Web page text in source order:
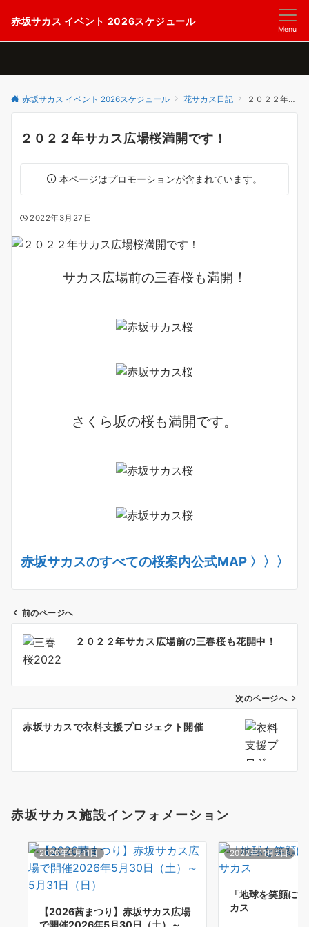
赤坂サカス イベント 2026スケジュール
Menu
赤坂サカス イベント 2026スケジュール 花サカス日記 ２０２２年サカス広場桜満開です！
２０２２年サカス広場桜満開です！
本ページはプロモーションが含まれています。
2022年3月27日
サカス広場前の三春桜も満開 ！
さくら坂の桜も満開です。
赤坂サカスのすべての桜案内公式MAP 〉〉〉
ン
前のページへ
２０２２年サカス広場前の三春桜も花開中！
次のページへ
赤坂サカスで衣料支援プロジェクト開催
赤坂サカス施設インフォメーション
2026年5月11日
【2026茜まつり】赤坂サカス広場
で開催2026年5月30日（土）～
2022年11月2日
「地球を笑顔に
カス